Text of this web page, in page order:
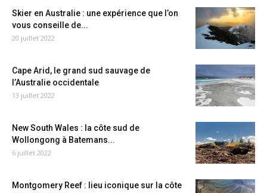
Skier en Australie : une expérience que l’on
vous conseille de...
20 juillet 2022
Cape Arid, le grand sud sauvage de
l’Australie occidentale
13 juillet 2022
New South Wales : la côte sud de
Wollongong à Batemans...
6 juillet 2022
Montgomery Reef : lieu iconique sur la côte